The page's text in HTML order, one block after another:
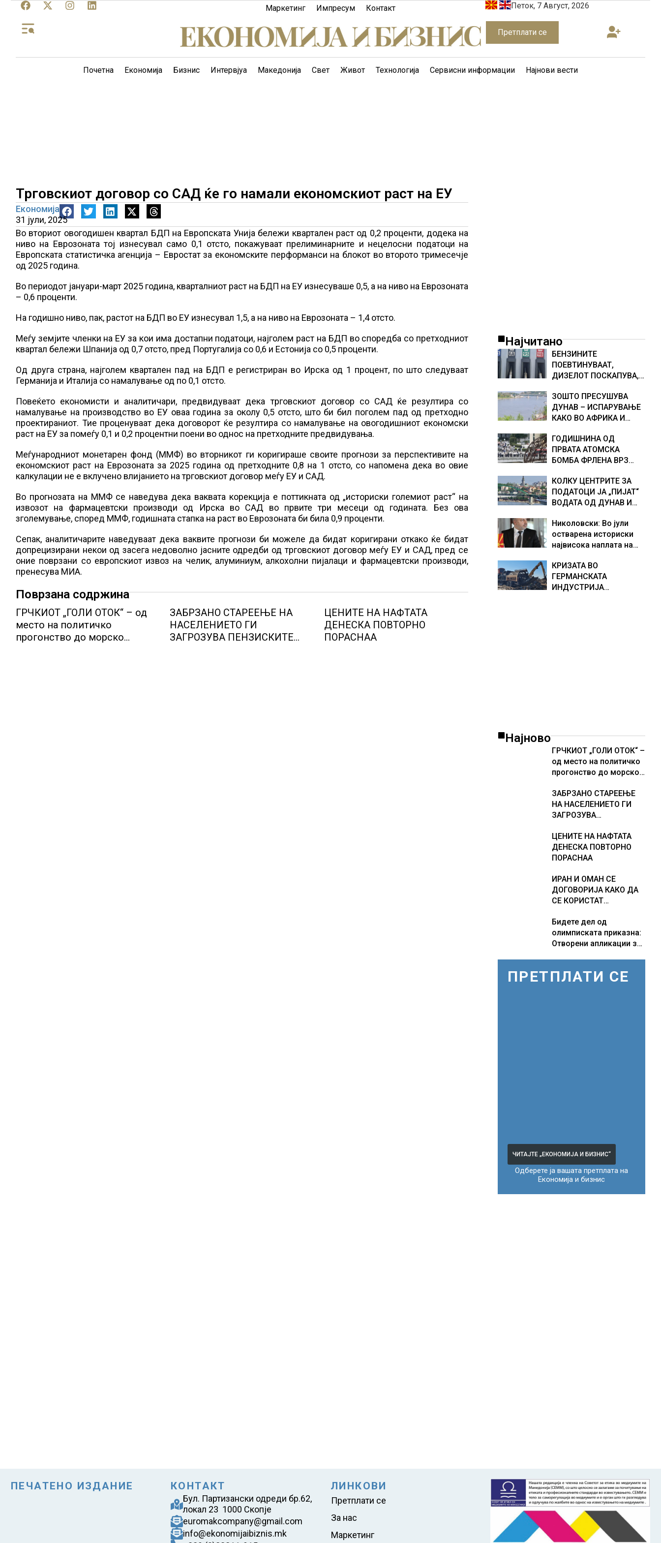
Маркетинг Импресум Контакт Петок, 7 Август, 2026
Претплати се
Почетна Економија Бизнис Интервјуа Македонија Свет Живот Технологија Сервисни информации Најнови вести
Трговскиот договор со САД ќе го намали економскиот раст на ЕУ
Економија
31 јули, 2025
Во вториот овогодишен квартал БДП на Европската Унија бележи квартален раст од 0,2 проценти, додека на
ниво на Еврозоната тој изнесувал само 0,1 отсто, покажуваат прелиминарните и нецелосни податоци на
Европската статистичка агенција – Евростат за економските перформанси на блокот во второто тримесечје
од 2025 година.
Во периодот јануари-март 2025 година, кварталниот раст на БДП на ЕУ изнесуваше 0,5, а на ниво на Еврозоната
– 0,6 проценти.
На годишно ниво, пак, растот на БДП во ЕУ изнесувал 1,5, а на ниво на Еврозоната – 1,4 отсто.
Меѓу земјите членки на ЕУ за кои има достапни податоци, најголем раст на БДП во споредба со претходниот
квартал бележи Шпанија од 0,7 отсто, пред Португалија со 0,6 и Естонија со 0,5 проценти.
Од друга страна, најголем квартален пад на БДП е регистриран во Ирска од 1 процент, по што следуваат
Германија и Италија со намалување од по 0,1 отсто.
Повеќето економисти и аналитичари, предвидуваат дека трговскиот договор со САД ќе резултира со
намалување на производство во ЕУ оваа година за околу 0,5 отсто, што би бил поголем пад од претходно
проектираниот. Тие проценуваат дека договорот ќе резултира со намалување на овогодишниот економски
раст на ЕУ за помеѓу 0,1 и 0,2 процентни поени во однос на претходните предвидувања.
Меѓународниот монетарен фонд (ММФ) во вторникот ги коригираше своите прогнози за перспективите на
економскиот раст на Еврозоната за 2025 година од претходните 0,8 на 1 отсто, со напомена дека во овие
калкулации не е вклучено влијанието на трговскиот договор меѓу ЕУ и САД.
Во прогнозата на ММФ се наведува дека ваквата корекција е поттикната од „историски големиот раст“ на
извозот на фармацевтски производи од Ирска во САД во првите три месеци од годината. Без ова
зголемување, според ММФ, годишната стапка на раст во Еврозоната би била 0,9 проценти.
Сепак, аналитичарите наведуваат дека ваквите прогнози би можеле да бидат коригирани откако ќе бидат
допрецизирани некои од засега недоволно јасните одредби од трговскиот договор меѓу ЕУ и САД, пред се
оние поврзани со европскиот извоз на челик, алуминиум, алкохолни пијалаци и фармацевтски производи,
пренесува МИА.
Поврзана содржина
ГРЧКИОТ „ГОЛИ ОТОК“ – од
место на политичко
прогонство до морско
ЗАБРЗАНО СТАРЕЕЊЕ НА
НАСЕЛЕНИЕТО ГИ
ЗАГРОЗУВА ПЕНЗИСКИТЕ
ЦЕНИТЕ НА НАФТАТА
ДЕНЕСКА ПОВТОРНО
ПОРАСНАА
Најчитано
БЕНЗИНИТЕ
ПОЕВТИНУВААТ,
ДИЗЕЛОТ ПОСКАПУВА,
ГОРИВАТА
ЗОШТО ПРЕСУШУВА
ДУНАВ – ИСПАРУВАЊЕ
КАКО ВО АФРИКА И
ВОДА, објаснување на
хидрогеолог од Србија
ГОДИШНИНА ОД
ПРВАТА АТОМСКА
БОМБА ФРЛЕНА ВРЗ
ШТО НАПРАВИВМЕ“,
како дел од екипажот
во авионот „Енола Геј“ и
бомбардирањето го
доживуваа овој настан
што го промени текот
КОЛКУ ЦЕНТРИТЕ ЗА
ПОДАТОЦИ ЈА „ПИЈАТ“
ВОДАТА ОД ДУНАВ И
Германија е лидер во
Европа по бројот на
изградени центри за
Николовски: Во јули
остварена историски
највисока наплата на
милијарди денари –
изградивме систем што
испорачува резултати
КРИЗАТА ВО
ГЕРМАНСКАТА
ИНДУСТРИЈА
Најново
ГРЧКИОТ „ГОЛИ ОТОК“ –
од место на политичко
прогонство до морско
ЗАБРЗАНО СТАРЕЕЊЕ
НА НАСЕЛЕНИЕТО ГИ
ЗАГРОЗУВА
ВО ЕВРОПА и
долгорочниот
економски раст
ЦЕНИТЕ НА НАФТАТА
ДЕНЕСКА ПОВТОРНО
ПОРАСНАА
ИРАН И ОМАН СЕ
ДОГОВОРИЈА КАКО ДА
СЕ КОРИСТАТ
КОРИДОРИ ЗА
БРОДОВИТЕ НИЗ
ОРМУСКАТА ТЕСНИНА
Бидете дел од
олимписката приказна:
Отворени апликации за
ПРЕТПЛАТИ СЕ
ЧИТАЈТЕ „ЕКОНОМИЈА И БИЗНИС“
Одберете ја вашата претплата на
Економија и бизнис
ПЕЧАТЕНО ИЗДАНИЕ КОНТАКТ
Бул. Партизански одреди бр.62,
локал 23 1000 Скопје
euromakcompany@gmail.com
info@ekonomijaibiznis.mk
ЛИНКОВИ
Претплати се
За нас
Маркетинг